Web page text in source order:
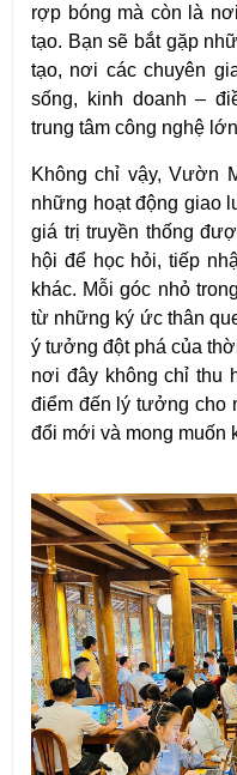
rợp bóng mà còn là
tạo. Bạn sẽ bắt gặp
tạo, nơi các chuyên
sống, kinh doanh –
trung tâm công nghệ
Không chỉ vậy, Vườn
những hoạt động giao
giá trị truyền thống
hội để học hỏi, tiếp
khác. Mỗi góc nhỏ
từ những ký ức thân
ý tưởng đột phá của
nơi đây không chỉ thu
điểm đến lý tưởng cho
đổi mới và mong muốn